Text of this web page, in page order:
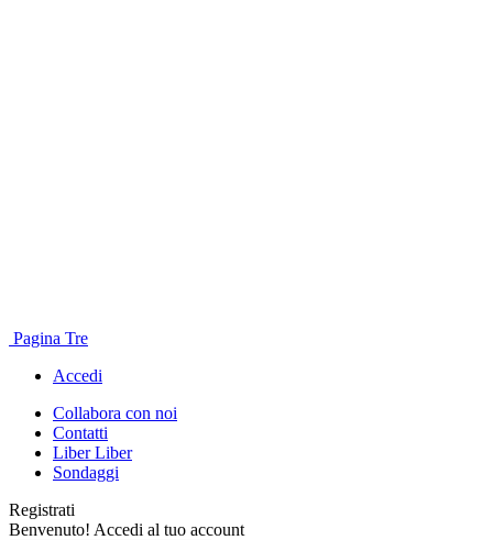
Pagina Tre
Accedi
Collabora con noi
Contatti
Liber Liber
Sondaggi
Registrati
Benvenuto! Accedi al tuo account